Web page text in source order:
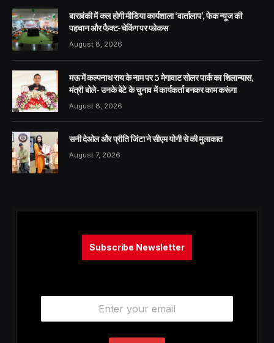
बाराबंकी में कल होगी मीडिया कार्यशाला ‘वार्तालाप’, फेक न्यूज की
पहचान और फैक्ट-चेकिंग पर फोकस
August 8, 2026
मऊ में कल्पनाथ राय के नाम पर 5 मेगावाट सोलर पार्क का शिलान्यास,
मंत्री बोले- उनके बेटे के चुनाव में कार्यकर्ता बनकर काम करूंगा
August 8, 2026
सनी देओल और प्रीति जिंटा ने सीएम योगी से की मुलाकात
August 7, 2026
Subscribe Newsletter
E
a